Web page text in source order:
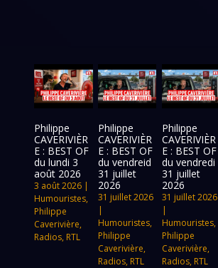
Philippe
CAVERIVIÈR
E : BEST OF
du lundi 3
août 2026
3 août 2026 |
Humouristes,
Philippe
Caverivière,
Radios, RTL
Philippe
CAVERIVIÈR
E : BEST OF
du vendreid
31 juillet
2026
31 juillet 2026
|
Humouristes,
Philippe
Caverivière,
Radios, RTL
Philippe
CAVERIVIÈR
E : BEST OF
du vendredi
31 juillet
2026
31 juillet 2026
|
Humouristes,
Philippe
Caverivière,
Radios, RTL